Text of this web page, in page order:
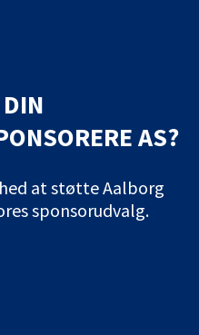
AS?
at støtte Aalborg
sponsorudvalg.